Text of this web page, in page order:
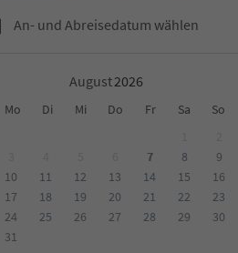
An- und Abreisedatum wählen
August
Mo Di Mi Do Fr Sa So
7 8
9
10
11 12 13 14 15
16
17
18 19 20 21 22
23
24
25 26 27 28 29
30
31
Kategorie Verpflegungsart